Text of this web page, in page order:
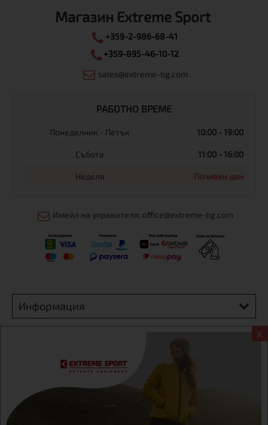
X
Магазин Extreme Sport
+359-2-986-68-41
+359-895-46-10-12
sales@extreme-bg.com
РАБОТНО ВРЕМЕ
Понеделник - Петък 10:00 - 19:00
Събота 11:00 - 16:00
Неделя Почивен ден
Имейл на управителя: office@extreme-bg.com
Информация
гр.София,бул. Дондуков 42, тел.:+359 895461012